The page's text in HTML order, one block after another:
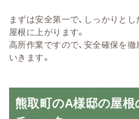
まずは安全第一で、しっかりと
屋根に上がります。
高所作業ですので、安全確保を
いきます。
熊取町のA様邸の屋